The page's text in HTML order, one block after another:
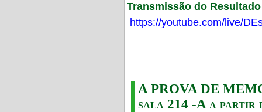
Transmissão do
https://youtube.com/live/
A PROVA DE
sala 214 -A a partir